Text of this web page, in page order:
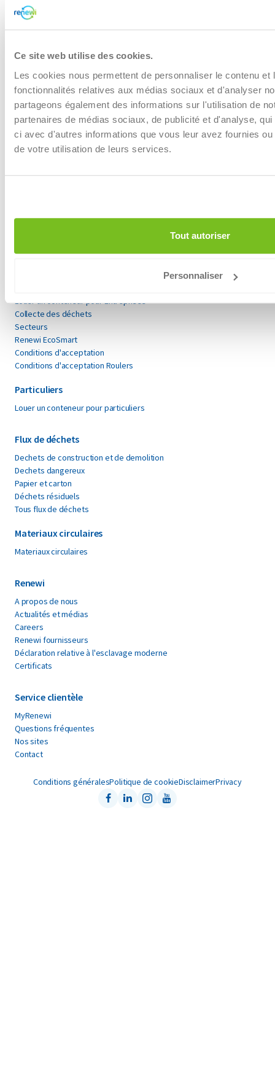
Ce site web utilise des cookies.
Les cookies nous permettent de personnaliser le contenu
fonctionnalités relatives aux médias sociaux et d'analyser
partageons également des informations sur l'utilisation de
partenaires de médias sociaux, de publicité et d'analyse,
ci avec d'autres informations que vous leur avez fournies
de votre utilisation de leurs services.
Tout autoriser
Personnaliser
recycler, comme les housses d'ordinateurs et les sacs.
Grâce à notre vision détaillée des flux de déchets, nous
immédiatement.
Nous souhaitons également collaborer avec d'autres
organisations mettant le zéro déchet au centre de leurs
priorités. En partageant nos connaissances et notre
expérience, nous espérons inspirer d'autres entreprises
dans leur transition durable. Nous comptons mener ce
travail de sensibilisation main dans la main avec
Louer un conteneur pour Entreprises
Collecte des déchets
Secteurs
Renewi EcoSmart
Conditions d'acceptation
Conditions d'acceptation Roulers
Particuliers
Louer un conteneur pour particuliers
Flux de déchets
Dechets de construction et de demolition
Dechets dangereux
Papier et carton
Déchets résiduels
Tous flux de déchets
Materiaux circulaires
Materiaux circulaires
Renewi
A propos de nous
Actualités et médias
Careers
Renewi fournisseurs
Déclaration relative à l'esclavage moderne
Certificats
Service clientèle
MyRenewi
Questions fréquentes
Nos sites
Contact
Conditions généralesPolitique de cookieDisclaimerPrivacy
Facebook
LinkedInInstagramYoutube